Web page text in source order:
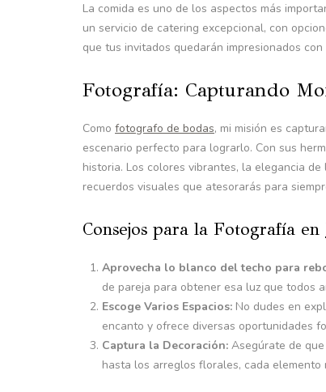
La comida es uno de los aspectos más
un servicio de catering excepcional, con
que tus invitados quedarán impresionados con
Fotografía: Capturando
Como fotografo de bodas, mi misión es
escenario perfecto para lograrlo. Con sus
historia. Los colores vibrantes, la elegancia
recuerdos visuales que atesorarás para
Consejos para la Fotografía en
Aprovecha lo blanco del techo para
de pareja para obtener esa luz que todos
Escoge Varios Espacios: No dudes en
encanto y ofrece diversas oportunidades
Captura la Decoración: Asegúrate de
hasta los arreglos florales, cada elemento